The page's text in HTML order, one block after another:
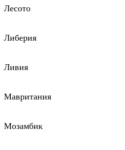
Лесото
Либерия
Ливия
Мавритания
Мозамбик